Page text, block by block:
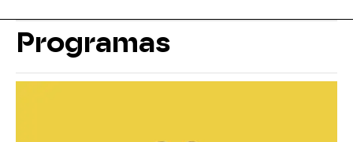
Programas